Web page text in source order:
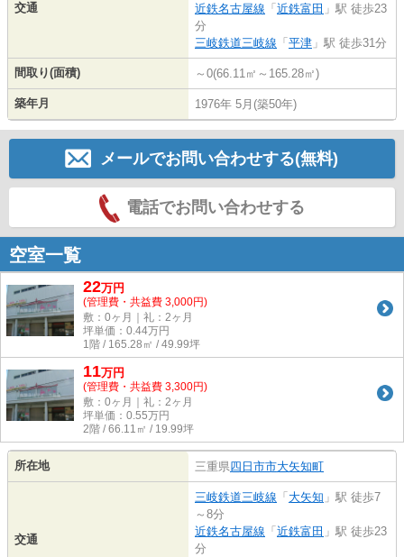
交通
近鉄名古屋線 「 近鉄富田 」駅 徒歩23
分
三岐鉄道三岐線 「 平津 」駅 徒歩31分
間取り(面積) ～0(66.11㎡～165.28㎡)
築年月 1976年 5月(築50年)
メールでお問い合わせする(無料)
電話でお問い合わせする
空室一覧
22万円
(管理費・共益費 3,000円)
敷：0ヶ月｜礼：2ヶ月
坪単価： 0.44万円
1階 / 165.28㎡ / 49.99坪
11万円
(管理費・共益費 3,300円)
敷：0ヶ月｜礼：2ヶ月
坪単価： 0.55万円
2階 / 66.11㎡ / 19.99坪
所在地 三重県四日市市大矢知町
交通
三岐鉄道三岐線 「 大矢知 」駅 徒歩7
～8分
近鉄名古屋線 「 近鉄富田 」駅 徒歩23
分